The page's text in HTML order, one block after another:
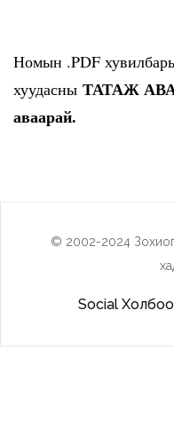
Номын .PDF
хуудасны ТАТАЖ АВАХ
аваарай.
© 2002-2024
Social